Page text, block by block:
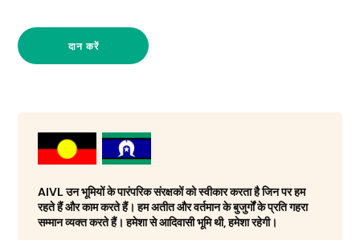
दान करें
AIVL उन भूमियों के पारंपरिक संरक्षकों को स्वीकार करता है जिन पर हम
रहते हैं और काम करते हैं। हम अतीत और वर्तमान के बुजुर्गों के प्रति गहरा
सम्मान व्यक्त करते हैं। हमेशा से आदिवासी भूमि थी, हमेशा रहेगी।